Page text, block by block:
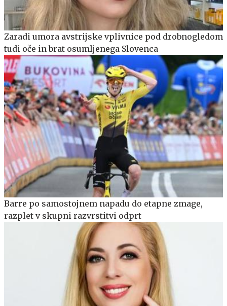
Zaradi umora avstrijske vplivnice pod drobnogledom
tudi oče in brat osumljenega Slovenca
Barre po samostojnem napadu do etapne zmage,
razplet v skupni razvrstitvi odprt